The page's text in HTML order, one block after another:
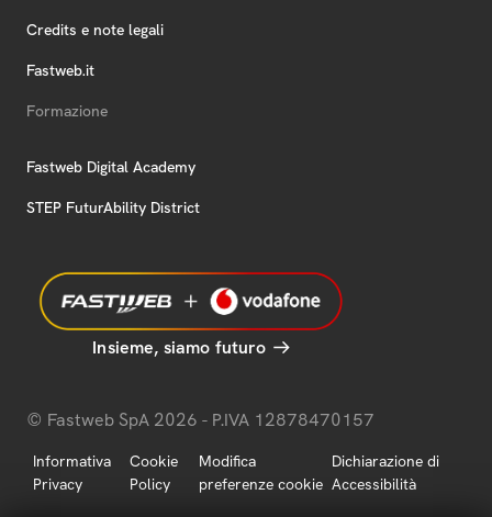
Credits e note legali
Fastweb.it
Formazione
Fastweb Digital Academy
STEP FuturAbility District
Insieme, siamo futuro
© Fastweb SpA 2026 - P.IVA 12878470157
Informativa
Privacy
Cookie
Policy
Modifica
preferenze cookie
Dichiarazione di
Accessibilità